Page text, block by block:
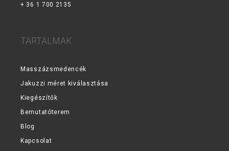
+ 36 1 700 2135
TARTALMAK
Masszázsmedencék
Jakuzzi méret kiválasztása
Kiegészítők
Bemutatóterem
Blog
Kapcsolat